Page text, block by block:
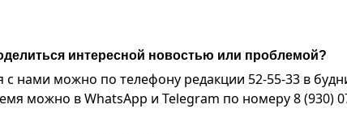
интересной новостью или проблемой?
с нами можно по телефону редакции 52-55-33 в
можно в WhatsApp и Telegram по номеру 8 (930)